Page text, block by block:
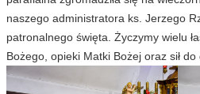
naszego administratora ks. Jerzego
patronalnego święta. Życzymy wielu
Bożego, opieki Matki Bożej oraz sił